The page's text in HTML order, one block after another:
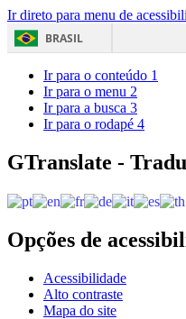
Ir direto para menu de
BRASIL
Ir para o conteúdo 1
Ir para o menu 2
Ir para a busca 3
Ir para o rodapé 4
GTranslate -
Opções de
Acessibilidade
Alto contraste
Mapa do site